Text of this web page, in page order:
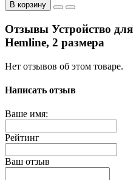
В корзину
Отзывы Устройство
Hemline, 2 размера
Нет отзывов об этом товаре.
Написать отзыв
Ваше имя:
Рейтинг
Ваш отзыв